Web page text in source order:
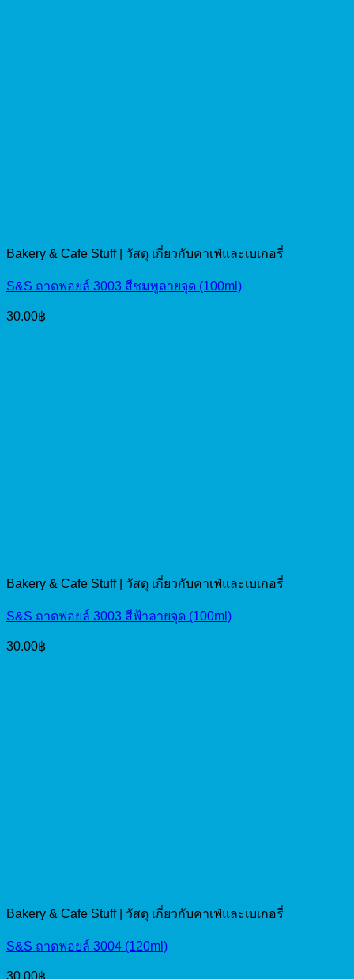
Bakery & Cafe Stuff | วัสดุ เกี่ยวกับคาเฟ่และเบเกอรี่
S&S ถาดฟอยล์ 3003 สีชมพูลายจุด (100ml)
30.00฿
Bakery & Cafe Stuff | วัสดุ เกี่ยวกับคาเฟ่และเบเกอรี่
S&S ถาดฟอยล์ 3003 สีฟ้าลายจุด (100ml)
30.00฿
Bakery & Cafe Stuff | วัสดุ เกี่ยวกับคาเฟ่และเบเกอรี่
S&S ถาดฟอยล์ 3004 (120ml)
30.00฿